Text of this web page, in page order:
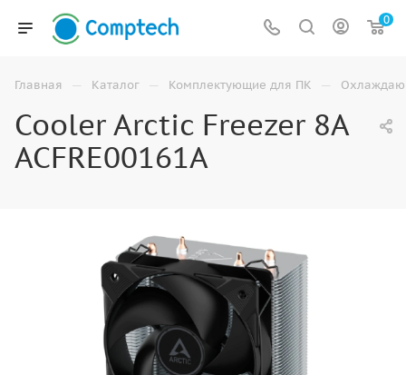
0
Главная — Каталог — Комплектующие для ПК —
Cooler Arctic Freezer 8A
ACFRE00161A